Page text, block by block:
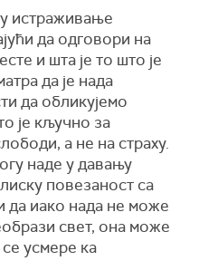
истраживање
да одговори на
и шта је то што је
да је нада
да обликујемо
је кључно за
а не на страху.
наде у давању
повезаност са
да иако нада не може
свет, она може
усмере ка